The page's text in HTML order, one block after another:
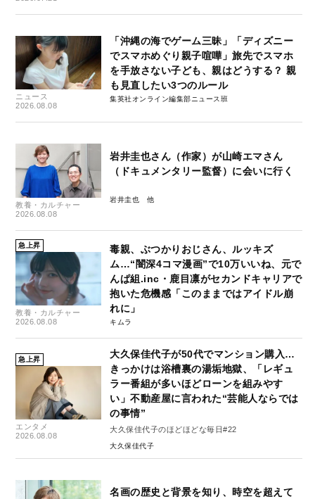
ニュース
2026.08.08
「沖縄の海でゲーム三昧」「ディズニー
でスマホめぐり親子喧嘩」旅先でスマホ
を手放さない子ども、親はどうする？ 親
も見直したい3つのルール
集英社オンライン編集部ニュース班
教養・カルチャー
2026.08.08
岩井圭也さん（作家）が山崎エマさん
（ドキュメンタリー監督）に会いに行く
岩井圭也
急上昇
教養・カルチャー
2026.08.08
毒親、ぶつかりおじさん、ルッキズ
ム…“闇深4コマ漫画”で10万いいね、元で
んぱ組.inc・鹿目凛がセカンドキャリアで
抱いた危機感「このままではアイドル崩
れに」
キムラ
急上昇
エンタメ
2026.08.08
大久保佳代子が50代でマンション購入…
きっかけは浴槽裏の湯垢地獄、「レギュ
ラー番組が多いほどローンを組みやす
い」不動産屋に言われた“芸能人ならでは
の事情”
大久保佳代子のほどほどな毎日#22
大久保佳代子
名画の歴史と背景を知り、時空を超えて